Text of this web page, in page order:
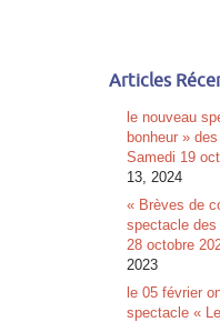
Articles
le nouveau
bonheur »
Samedi 19
13, 2024
« Brèves de
spectacle des
28 octobre
2023
le 05 février
spectacle «